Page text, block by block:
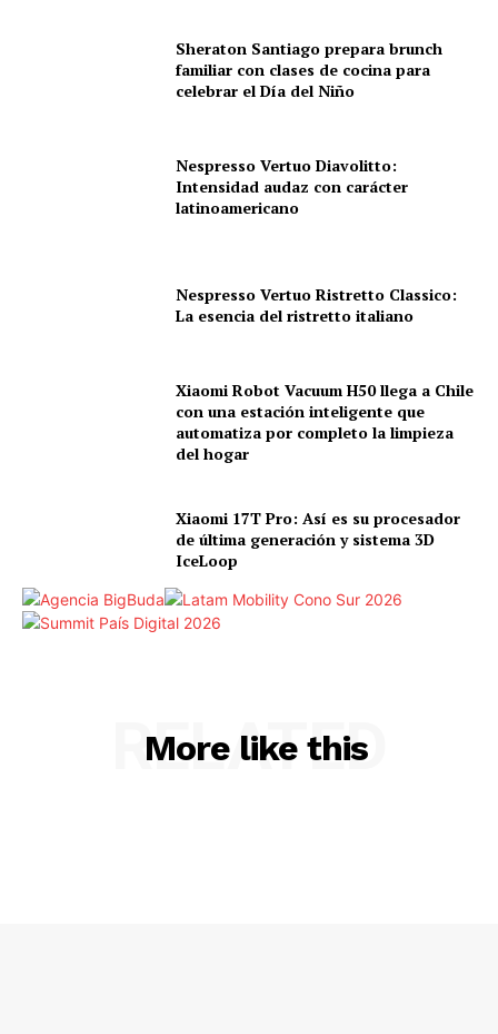
Sheraton Santiago prepara brunch
familiar con clases de cocina para
celebrar el Día del Niño
Nespresso Vertuo Diavolitto:
Intensidad audaz con carácter
latinoamericano
Nespresso Vertuo Ristretto Classico:
La esencia del ristretto italiano
Xiaomi Robot Vacuum H50 llega a Chile
con una estación inteligente que
automatiza por completo la limpieza
del hogar
Xiaomi 17T Pro: Así es su procesador
de última generación y sistema 3D
IceLoop
More like this
RELATED